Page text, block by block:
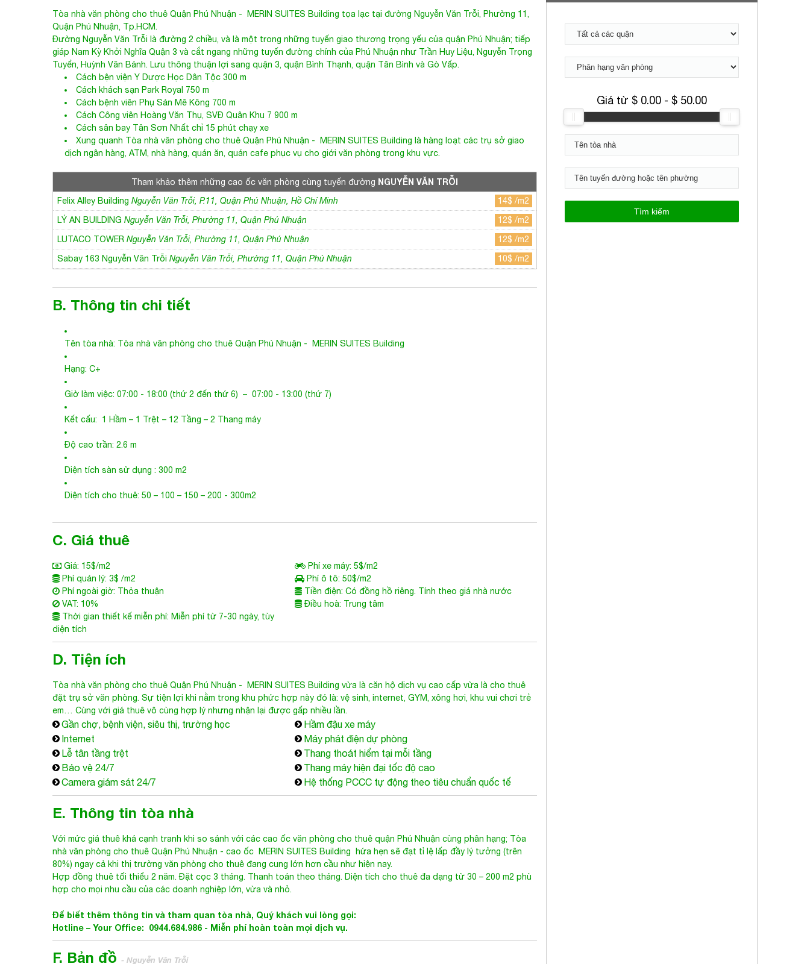
Giá từ $ 0.00 - $ 50.00
Tòa nhà văn phòng cho thuê Quận Phú Nhuận - MERIN SUITES Building tọa lạc tại đường Nguyễn Văn Trỗi, Phường 11,
Quận Phú Nhuận, Tp.HCM.
Đường Nguyễn Văn Trỗi là đường 2 chiều, và là một trong những tuyến giao thương trọng yếu của quận Phú Nhuận; tiếp
giáp Nam Kỳ Khởi Nghĩa Quận 3 và cắt ngang những tuyến đường chính của Phú Nhuận như Trần Huy Liệu, Nguyễn Trọng
Tuyển, Huỳnh Văn Bánh. Lưu thông thuận lợi sang quận 3, quận Bình Thạnh, quận Tân Bình và Gò Vấp.
Cách bện viện Y Dược Học Dân Tộc 300 m
Cách khách sạn Park Royal 750 m
Cách bệnh viên Phụ Sản Mê Kông 700 m
Cách Công viên Hoàng Văn Thụ, SVĐ Quân Khu 7 900 m
Cách sân bay Tân Sơn Nhất chỉ 15 phút chạy xe
Xung quanh Tòa nhà văn phòng cho thuê Quận Phú Nhuận - MERIN SUITES Building là hàng loạt các trụ sở giao
dịch ngân hàng, ATM, nhà hàng, quán ăn, quán cafe phục vụ cho giới văn phòng trong khu vực.
Tham khảo thêm những cao ốc văn phòng cùng tuyến đường NGUYỄN VĂN TRỖI
Felix Alley Building Nguyễn Văn Trỗi, P.11, Quận Phú Nhuận, Hồ Chí Minh
14$ /m2
LÝ AN BUILDING Nguyễn Văn Trỗi, Phường 11, Quận Phú Nhuận
12$ /m2
LUTACO TOWER Nguyễn Văn Trỗi, Phường 11, Quận Phú Nhuận
12$ /m2
Sabay 163 Nguyễn Văn Trỗi Nguyễn Văn Trỗi, Phường 11, Quận Phú Nhuận 10$ /m2
B. Thông tin chi tiết
Tên tòa nhà: Tòa nhà văn phòng cho thuê Quận Phú Nhuận - MERIN SUITES Building
Hạng: C+
Giờ làm việc: 07:00 - 18:00 (thứ 2 đến thứ 6) – 07:00 - 13:00 (thứ 7)
Kết cấu: 1 Hầm – 1 Trệt – 12 Tầng – 2 Thang máy
Độ cao trần: 2.6 m
Diện tích sàn sử dụng : 300 m2
Diện tích cho thuê: 50 – 100 – 150 – 200 - 300m2
C. Giá thuê
Giá: 15$/m2
Phí xe máy: 5$/m2
Phí quản lý: 3$ /m2
Phí ô tô: 50$/m2
Phí ngoài giờ: Thỏa thuận
Tiền điện: Có đồng hồ riêng. Tính theo giá nhà nước
VAT: 10%
Điều hoà: Trung tâm
Thời gian thiết kế miễn phí: Miễn phí từ 7-30 ngày, tùy
diện tích
D. Tiện ích
Tòa nhà văn phòng cho thuê Quận Phú Nhuận - MERIN SUITES Building vừa là căn hộ dịch vụ cao cấp vừa là cho thuê
đặt trụ sở văn phòng. Sự tiện lợi khi nằm trong khu phức hợp này đó là: vệ sinh, internet, GYM, xông hơi, khu vui chơi trẻ
em… Cùng với giá thuê vô cùng hợp lý nhưng nhận lại được gấp nhiều lần.
Gần chợ, bệnh viện, siêu thị, trường học
Internet
Lễ tân tầng trệt
Bảo vệ 24/7
Camera giám sát 24/7
Hầm đậu xe máy
Máy phát điện dự phòng
Thang thoát hiểm tại mỗi tầng
Thang máy hiện đại tốc độ cao
Hệ thống PCCC tự động theo tiêu chuẩn quốc tế
E. Thông tin tòa nhà
Với mức giá thuê khá cạnh tranh khi so sánh với các cao ốc văn phòng cho thuê quận Phú Nhuận cùng phân hạng; Tòa
nhà văn phòng cho thuê Quận Phú Nhuận - cao ốc MERIN SUITES Building hứa hẹn sẽ đạt tỉ lệ lấp đầy lý tưởng (trên
80%) ngay cả khi thị trường văn phòng cho thuê đang cung lớn hơn cầu như hiện nay.
Hợp đồng thuê tối thiểu 2 năm. Đặt cọc 3 tháng. Thanh toán theo tháng. Diện tích cho thuê đa dạng từ 30 – 200 m2 phù
hợp cho mọi nhu cầu của các doanh nghiệp lớn, vừa và nhỏ.
Để biết thêm thông tin và tham quan tòa nhà, Quý khách vui lòng gọi:
Hotline – Your Office: 0944.684.986 - Miễn phí hoàn toàn mọi dịch vụ.
F. Bản đồ - Nguyễn Văn Trỗi